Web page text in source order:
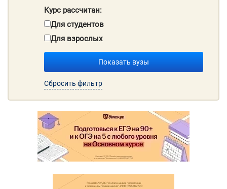
Курс рассчитан:
Для студентов
Для взрослых
Показать вузы
Сбросить фильтр